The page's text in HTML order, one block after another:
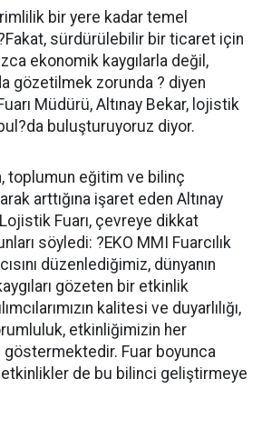
bir yere kadar temel
sürdürülebilir bir ticaret için
ekonomik kaygılarla değil,
gözetilmek zorunda ? diyen
Müdürü, Altınay Bekar, lojistik
buluşturuyoruz diyor.
toplumun eğitim ve bilinç
arttığına işaret eden Altınay
Fuarı, çevreye dikkat
söyledi: ?EKO MMI Fuarcılık
düzenlediğimiz, dünyanın
gözeten bir etkinlik
kalitesi ve duyarlılığı,
etkinliğimizin her
göstermektedir. Fuar boyunca
de bu bilinci geliştirmeye